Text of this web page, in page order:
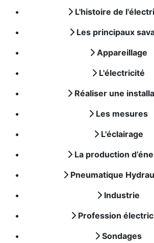
L'histoire de
Les principaux
Appareillage
L'électricité
Réaliser une
Les mesures
L'éclairage
La production
Pneumatique
Industrie
Profession
Sondages